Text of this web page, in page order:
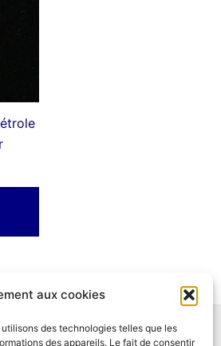
aux cookies
des technologies telles que les
des appareils. Le fait de consentir